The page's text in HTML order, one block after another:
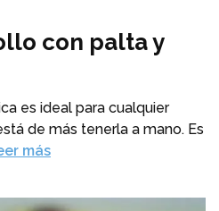
con palta y
es ideal para cualquier
de más tenerla a mano. Es
más